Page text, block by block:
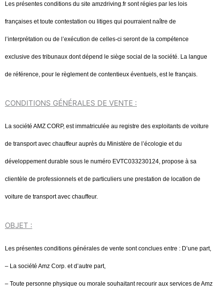
Les présentes conditions du site amzdriving.fr sont régies par les lois
françaises et toute contestation ou litiges qui pourraient naître de
l’interprétation ou de l’exécution de celles-ci seront de la compétence
exclusive des tribunaux dont dépend le siège social de la société. La langue
de référence, pour le règlement de contentieux éventuels, est le français.
CONDITIONS GÉNÉRALES DE VENTE :
La société AMZ CORP, est immatriculée au registre des exploitants de voiture
de transport avec chauffeur auprès du Ministère de l’écologie et du
développement durable sous le numéro EVTC033230124, propose à sa
clientèle de professionnels et de particuliers une prestation de location de
voiture de transport avec chauffeur.
OBJET :
Les présentes conditions générales de vente sont conclues entre : D’une part,
– La société Amz Corp. et d’autre part,
– Toute personne physique ou morale souhaitant recourir aux services de Amz